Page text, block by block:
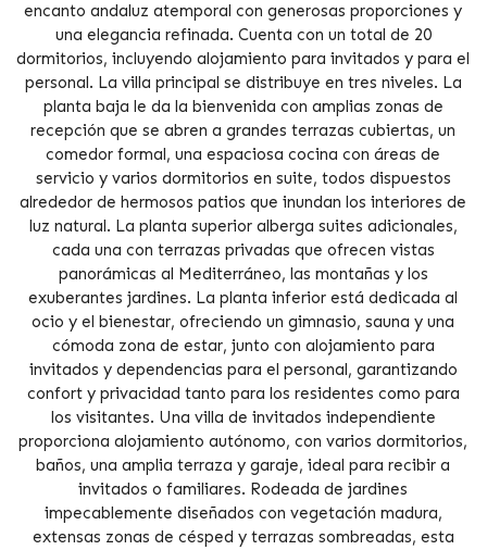
encanto andaluz atemporal con generosas proporciones y
una elegancia refinada. Cuenta con un total de 20
dormitorios, incluyendo alojamiento para invitados y para el
personal. La villa principal se distribuye en tres niveles. La
planta baja le da la bienvenida con amplias zonas de
recepción que se abren a grandes terrazas cubiertas, un
comedor formal, una espaciosa cocina con áreas de
servicio y varios dormitorios en suite, todos dispuestos
alrededor de hermosos patios que inundan los interiores de
luz natural. La planta superior alberga suites adicionales,
cada una con terrazas privadas que ofrecen vistas
panorámicas al Mediterráneo, las montañas y los
exuberantes jardines. La planta inferior está dedicada al
ocio y el bienestar, ofreciendo un gimnasio, sauna y una
cómoda zona de estar, junto con alojamiento para
invitados y dependencias para el personal, garantizando
confort y privacidad tanto para los residentes como para
los visitantes. Una villa de invitados independiente
proporciona alojamiento autónomo, con varios dormitorios,
baños, una amplia terraza y garaje, ideal para recibir a
invitados o familiares. Rodeada de jardines
impecablemente diseñados con vegetación madura,
extensas zonas de césped y terrazas sombreadas, esta